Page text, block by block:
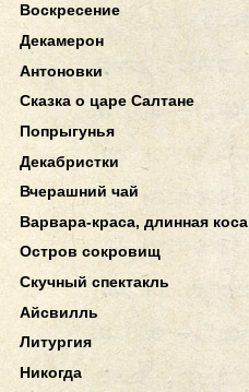
Воскресение
Декамерон
Антоновки
Сказка о царе Салтане
Попрыгунья
Декабристки
Вчерашний чай
Варвара-краса, длинная коса
Остров сокровищ
Скучный спектакль
Айсвилль
Литургия
Никогда